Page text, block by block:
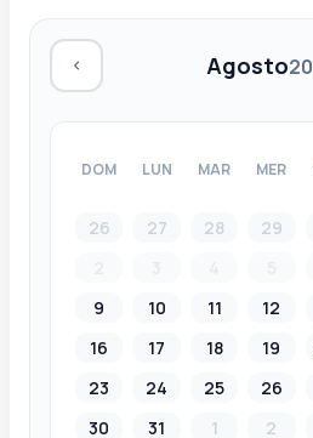
Agosto
DOM LUN MAR MER
26 27 28 29
9
10 11 12
16
17 18 19
23
24 25 26
30
31 1 2